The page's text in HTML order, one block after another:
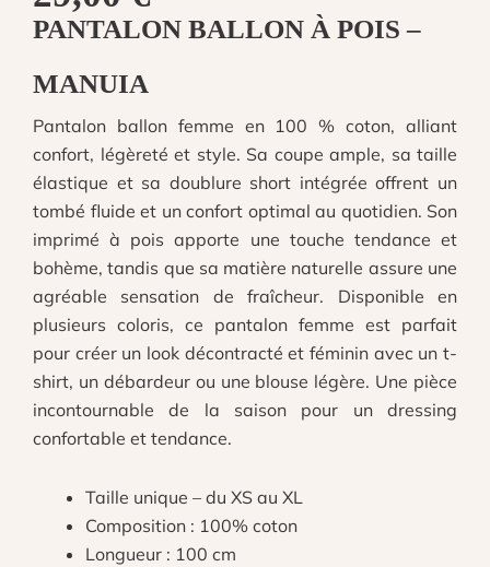
PANTALON BALLON À POIS –
MANUIA
Pantalon ballon femme en 100 % coton, alliant
confort, légèreté et style. Sa coupe ample, sa taille
élastique et sa doublure short intégrée offrent un
tombé fluide et un confort optimal au quotidien. Son
imprimé à pois apporte une touche tendance et
bohème, tandis que sa matière naturelle assure une
agréable sensation de fraîcheur. Disponible en
plusieurs coloris, ce pantalon femme est parfait
pour créer un look décontracté et féminin avec un t-
shirt, un débardeur ou une blouse légère. Une pièce
incontournable de la saison pour un dressing
confortable et tendance.
Taille unique – du XS au XL
Composition : 100% coton
Longueur : 100 cm